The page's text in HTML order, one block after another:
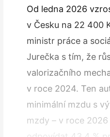
Od ledna 2026
v Česku na 22 400
ministr práce a
Jurečka s tím, že
valorizačního
v roce 2024. Ten
minimální mzdu s
mzdy – v roce